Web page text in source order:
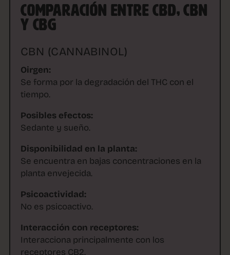
COMPARACIÓN ENTRE CBD, CBN
Y CBG
CBN (CANNABINOL)
Oirgen:
Se forma por la degradación del THC con el
tiempo.
Posibles efectos:
Sedante y sueño.
Disponibilidad en la planta:
Se encuentra en bajas concentraciones en la
planta envejecida.
Psicoactividad:
No es psicoactivo.
Interacción con receptores:
Interacciona principalmente con los
receptores CB2.